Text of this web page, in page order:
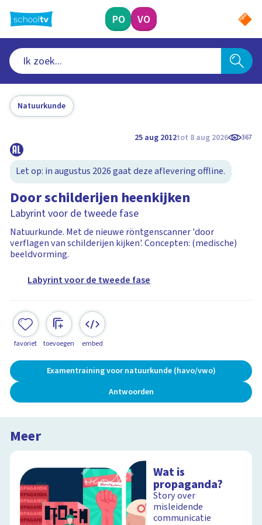
naar
hoofdinhoud
PO VO
Natuurkunde
25 aug 2012tot 8 aug 2026 367
Let op: in augustus 2026 gaat deze aflevering offline.
Door schilderijen heenkijken
Labyrint voor de tweede fase
Natuurkunde. Met de nieuwe röntgenscanner 'door
verflagen van schilderijen kijken'. Concepten: (medische)
beeldvorming.
Labyrint voor de tweede fase
favoriet toevoegen embed
Examentraining voor natuurkunde (havo/vwo)
Antwoorden
Meer
Wat is
propaganda?
Story over
misleidende
communicatie